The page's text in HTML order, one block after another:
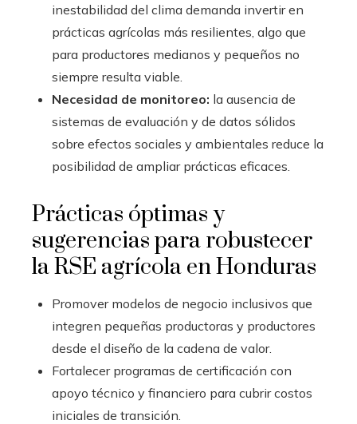
inestabilidad del clima demanda invertir en
prácticas agrícolas más resilientes, algo que
para productores medianos y pequeños no
siempre resulta viable.
Necesidad de monitoreo: la ausencia de
sistemas de evaluación y de datos sólidos
sobre efectos sociales y ambientales reduce la
posibilidad de ampliar prácticas eficaces.
Prácticas óptimas y
sugerencias para robustecer
la RSE agrícola en Honduras
Promover modelos de negocio inclusivos que
integren pequeñas productoras y productores
desde el diseño de la cadena de valor.
Fortalecer programas de certificación con
apoyo técnico y financiero para cubrir costos
iniciales de transición.